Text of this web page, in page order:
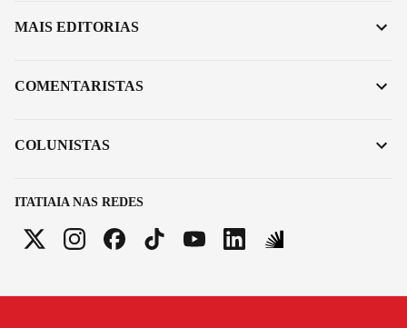
ITATIAIA NAS REDES
MAIS EDITORIAS
COMENTARISTAS
COLUNISTAS